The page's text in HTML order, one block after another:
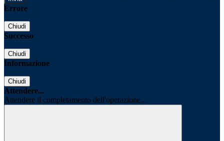
Errore
Chiudi
Successo
Chiudi
Informazione
Chiudi
Attendere...
Attendere il completamento dell'operazione...